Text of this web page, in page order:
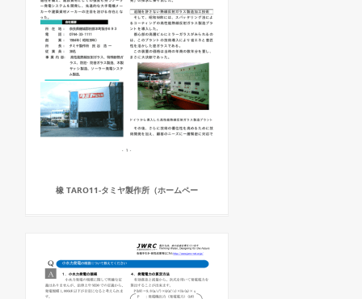
橡 TARO11-タミヤ製作所（ホームペー